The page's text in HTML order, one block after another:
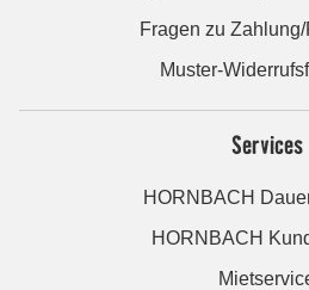
Fragen zu
Muster-
Services
HORNBACH
HORNBACH